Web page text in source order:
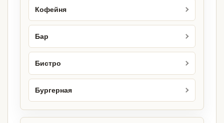
Кофейня
Бар
Бистро
Бургерная